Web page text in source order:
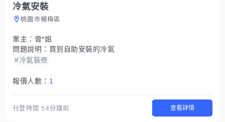
冷氣安裝
桃園市楊梅區
業主： 曾*姐
問題說明： 買到自助安裝的冷氣
#冷氣裝修
報價人數： 1
刊登時間54分鐘前 查看詳情